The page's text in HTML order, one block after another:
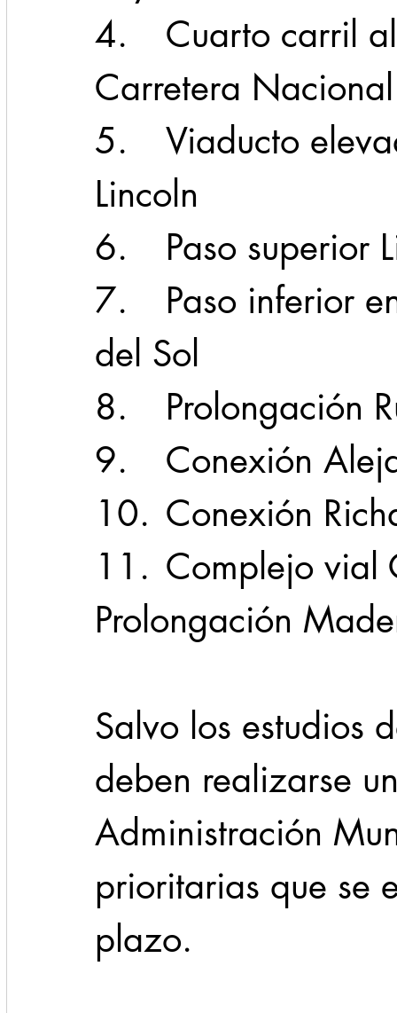
4.	Cuarto carril al oriente en la
Carretera Nacional
5.	Viaducto elevado al poniente en
Lincoln
6.	Paso
7.	Paso inferior en Leones y Cumbres
del Sol
8.
9.	Conexión
10.	Conexión
11.	Complejo vial Churubusco-
Prolongación
Salvo los estudios
deben realizarse
Administración
prioritarias que se
plazo.